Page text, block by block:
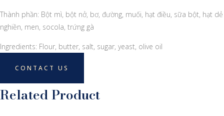
Thành phần: Bột mì, bột nở, bơ, đường, muối, hạt điều, sữa bột, hạt dẻ
nghiền, men, socola, trứng gà
Ingredients: Flour, butter, salt, sugar, yeast, olive oil
CONTACT US
Related Product